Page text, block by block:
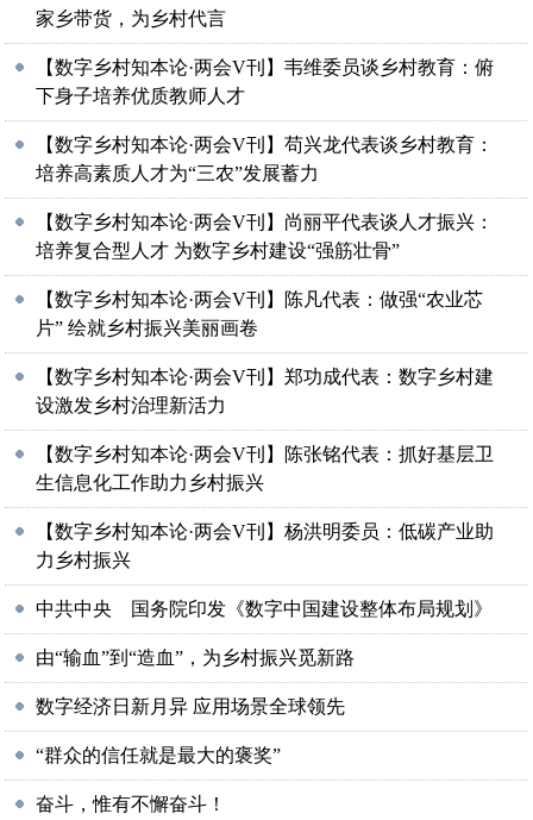
家乡带货，为乡村代言
【数字乡村知本论·两会V刊】韦维委员谈乡村教育：俯
下身子培养优质教师人才
【数字乡村知本论·两会V刊】苟兴龙代表谈乡村教育：
培养高素质人才为“三农”发展蓄力
【数字乡村知本论·两会V刊】尚丽平代表谈人才振兴：
培养复合型人才 为数字乡村建设“强筋壮骨”
【数字乡村知本论·两会V刊】陈凡代表：做强“农业芯
片” 绘就乡村振兴美丽画卷
【数字乡村知本论·两会V刊】郑功成代表：数字乡村建
设激发乡村治理新活力
【数字乡村知本论·两会V刊】陈张铭代表：抓好基层卫
生信息化工作助力乡村振兴
【数字乡村知本论·两会V刊】杨洪明委员：低碳产业助
力乡村振兴
中共中央 国务院印发《数字中国建设整体布局规划》
由“输血”到“造血”，为乡村振兴觅新路
数字经济日新月异 应用场景全球领先
“群众的信任就是最大的褒奖”
奋斗，惟有不懈奋斗！